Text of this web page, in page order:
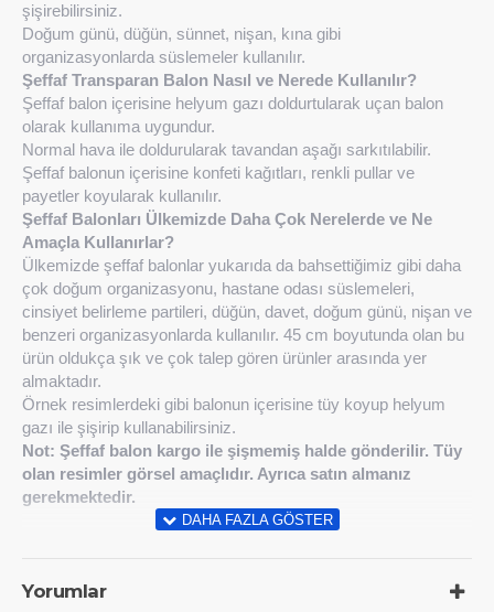
şişirebilirsiniz.
Doğum günü, düğün, sünnet, nişan, kına gibi
organizasyonlarda süslemeler kullanılır.
Şeffaf Transparan Balon Nasıl ve Nerede Kullanılır?
Şeffaf balon içerisine helyum gazı doldurtularak uçan balon
olarak kullanıma uygundur.
Normal hava ile doldurularak tavandan aşağı sarkıtılabilir.
Şeffaf balonun içerisine konfeti kağıtları, renkli pullar ve
payetler koyularak kullanılır.
Şeffaf Balonları Ülkemizde Daha Çok Nerelerde ve Ne
Amaçla Kullanırlar?
Ülkemizde şeffaf balonlar yukarıda da bahsettiğimiz gibi daha
çok doğum organizasyonu, hastane odası süslemeleri,
cinsiyet belirleme partileri, düğün, davet, doğum günü, nişan ve
benzeri organizasyonlarda kullanılır. 45 cm boyutunda olan bu
ürün oldukça şık ve çok talep gören ürünler arasında yer
almaktadır.
Örnek resimlerdeki gibi balonun içerisine tüy koyup helyum
gazı ile şişirip kullanabilirsiniz.
Not: Şeffaf balon kargo ile şişmemiş halde gönderilir. Tüy
olan resimler görsel amaçlıdır. Ayrıca satın almanız
gerekmektedir.
Yorumlar